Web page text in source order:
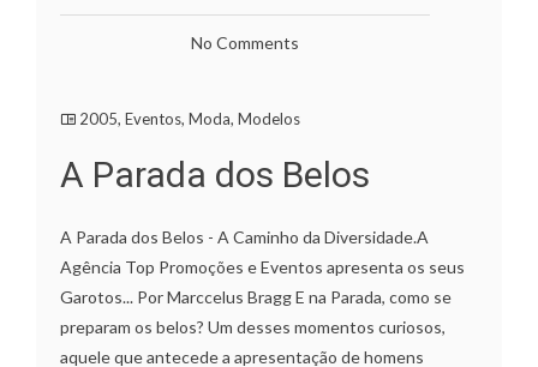
No Comments
2005, Eventos, Moda, Modelos
A Parada dos Belos
A Parada dos Belos - A Caminho da Diversidade.A
Agência Top Promoções e Eventos apresenta os seus
Garotos... Por Marccelus Bragg E na Parada, como se
preparam os belos? Um desses momentos curiosos,
aquele que antecede a apresentação de homens